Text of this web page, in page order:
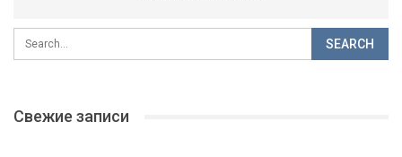
Свежие записи